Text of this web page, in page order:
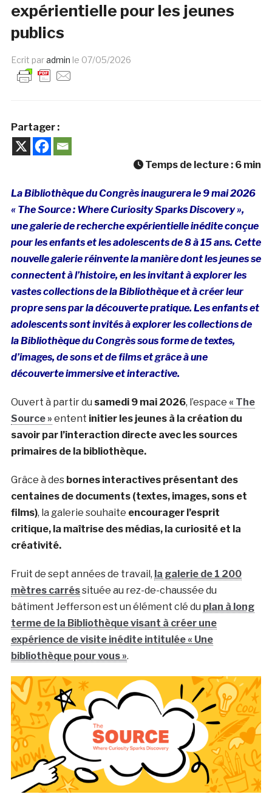
expérientielle pour les jeunes
publics
Ecrit paradmin le 07/05/2026
Partager :
Temps de lecture : 6 min
La Bibliothèque du Congrès inaugurera le 9 mai 2026
« The Source : Where Curiosity Sparks Discovery »,
une galerie de recherche expérientielle inédite conçue
pour les enfants et les adolescents de 8 à 15 ans. Cette
nouvelle galerie réinvente la manière dont les jeunes se
connectent à l’histoire, en les invitant à explorer les
vastes collections de la Bibliothèque et à créer leur
propre sens par la découverte pratique. Les enfants et
adolescents sont invités à explorer les collections de
la Bibliothèque du Congrès sous forme de textes,
d’images, de sons et de films et grâce à une
découverte immersive et interactive.
Ouvert à partir du samedi 9 mai 2026, l’espace « The
Source » entent initier les jeunes à la création du
savoir par l’interaction directe avec les sources
primaires de la bibliothèque.
Grâce à des bornes interactives présentant des
centaines de documents (textes, images, sons et
films), la galerie souhaite encourager l’esprit
critique, la maîtrise des médias, la curiosité et la
créativité.
Fruit de sept années de travail, la galerie de 1 200
mètres carréssituée au rez-de-chaussée du
bâtiment Jefferson est un élément clé du plan à long
terme de la Bibliothèque visant à créer une
expérience de visite inédite intitulée « Une
bibliothèque pour vous ».